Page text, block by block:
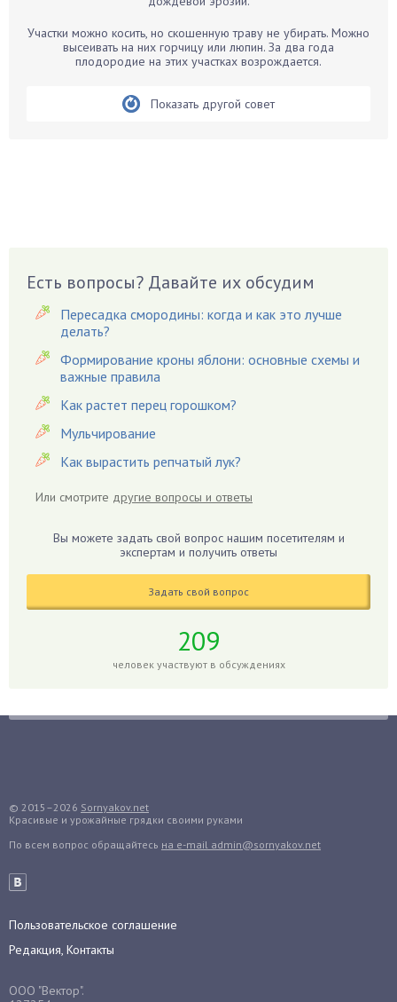
Бирючина
Бобовые
Вредители
Гардения
Гацания
Гвоздики
Георгины
Герань
Гиацинт
Гибискус
Гладиолусы
Голубика
Груши
Дайкон
Декабрист
Денежное дерево
Диффенбахия
Дыня
Участки можно косить, но скошенную траву не убирать. Можно
высеивать на них горчицу или люпин. За два года
плодородие на этих участках возрождается.
Показать другой совет
Есть вопросы? Давайте их обсудим
Пересадка смородины: когда и как это лучше
делать?
Формирование кроны яблони: основные схемы и
важные правила
Как растет перец горошком?
Мульчирование
Как вырастить репчатый лук?
Или смотрите другие вопросы и ответы
Вы можете задать свой вопрос нашим посетителям и
экспертам и получить ответы
Задать свой вопрос
209
человек участвуют в обсуждениях
© 2015–2026 Sornyakov.net
Красивые и урожайные грядки своими руками
По всем вопрос обращайтесь на e-mail admin@sornyakov.net
Пользовательское соглашение
Редакция, Контакты
ООО "Вектор".